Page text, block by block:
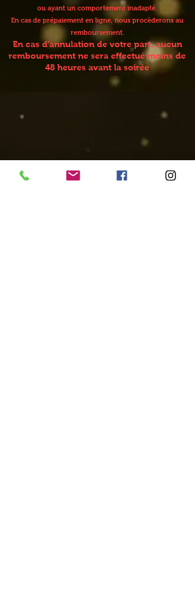
ou ayant un comportement inadapté.
En cas de prépaiement en ligne, nous procèderons au
remboursement.
En cas d'annulation de votre part, aucun
remboursement ne sera effectué moins de
48 heures avant la soirée